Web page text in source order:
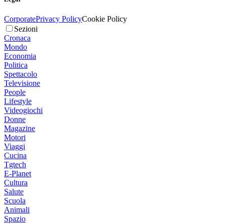
CorporatePrivacy PolicyCookie Policy
Sezioni
Cronaca
Mondo
Economia
Politica
Spettacolo
Televisione
People
Lifestyle
Videogiochi
Donne
Magazine
Motori
Viaggi
Cucina
Tgtech
E-Planet
Cultura
Salute
Scuola
Animali
Spazio